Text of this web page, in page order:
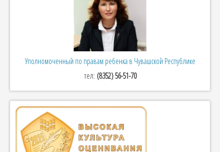
Уполномоченный по правам ребенка в Чувашской Республике
тел: (8352) 56-51-70